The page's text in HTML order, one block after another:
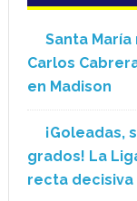
Santa
Carlos
en Madison
¡Goleadas,
grados! La
recta decisiva